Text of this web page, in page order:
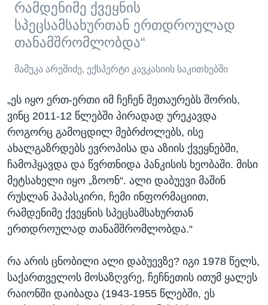
რამდენიმე ქვეყნის
სპეცსამსახურთან ერთდროულად
თანამშრომლობდა“
მამუკა არეშიძე, ექსპერტი კავკასიის საკითხებში
„ეს იყო ერთ-ერთი იმ ჩეჩენ მეთაურებს შორის,
ვინც 2011-12 წლებში პირადად ურეკავდა
როგორც გამოცდილ მებრძოლებს, ისე
ახალგაზრდებს ევროპისა და აზიის ქვეყნებში,
ჩამოჰყავდა და წვრთნიდა პანკისის ხეობაში. მისი
მეტსახელი იყო „ზოონ“. ალი დაბუევი მაშინ
რუსლან პაპასკირი, ჩემი ინფორმაციით,
რამდენიმე ქვეყნის სპეცსამსახურთან
ერთდროულად თანამშრომლობდა.“
რა არის ცნობილი ალი დაბუევზე? იგი 1978 წელს,
საქართველოს მოსაზღვრე, ჩეჩნეთის ითუმ ყალეს
რაიონში დაიბადა (1943-1955 წლებში, ეს